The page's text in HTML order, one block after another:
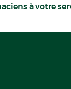
à votre